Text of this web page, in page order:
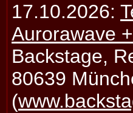
17.10.2026:
Aurorawave
Backstage,
80639
(